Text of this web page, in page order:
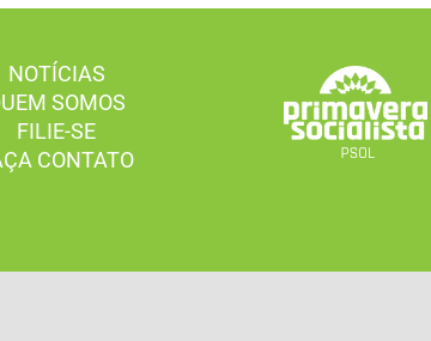
NOTÍCIAS
SOMOS
FILIE-SE
CONTATO